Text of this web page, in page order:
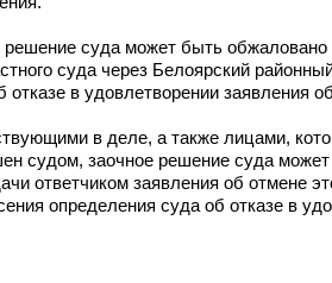
решение суда может быть
суда через Белоярский
отказе в удовлетворении заявления
в деле, а также лицами,
судом, заочное решение суда
ответчиком заявления об отмене
определения суда об отказе в